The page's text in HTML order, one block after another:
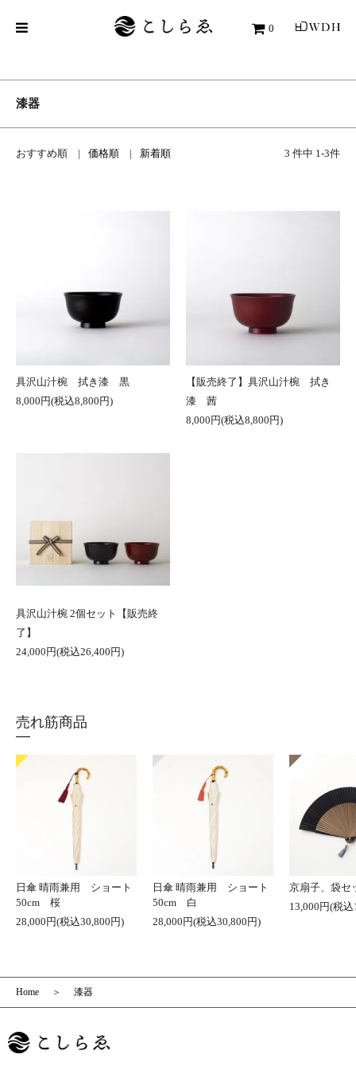
0
漆器
おすすめ順 価格順 新着順 3 件中 1-3件
具沢山汁椀 拭き漆 黒
8,000円(税込8,800円)
【販売終了】具沢山汁椀 拭き
漆 茜
8,000円(税込8,800円)
具沢山汁椀 2個セット【販売終
了】
24,000円(税込26,400円)
売れ筋商品
日傘 晴雨兼用 ショート
50cm 桜
28,000円(税込30,800円)
日傘 晴雨兼用 ショート
50cm 白
28,000円(税込30,800円)
京扇子、袋
13,000円(税
Home 漆器